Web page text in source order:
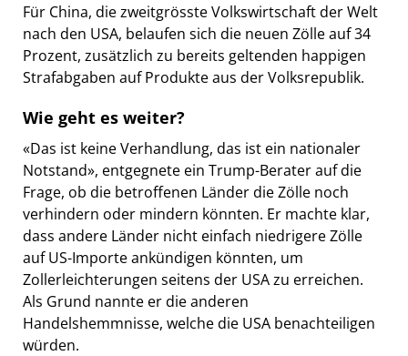
Für China, die zweitgrösste Volkswirtschaft der Welt
nach den USA, belaufen sich die neuen Zölle auf 34
Prozent, zusätzlich zu bereits geltenden happigen
Strafabgaben auf Produkte aus der Volksrepublik.
Wie geht es weiter?
«Das ist keine Verhandlung, das ist ein nationaler
Notstand», entgegnete ein Trump-Berater auf die
Frage, ob die betroffenen Länder die Zölle noch
verhindern oder mindern könnten. Er machte klar,
dass andere Länder nicht einfach niedrigere Zölle
auf US-Importe ankündigen könnten, um
Zollerleichterungen seitens der USA zu erreichen.
Als Grund nannte er die anderen
Handelshemmnisse, welche die USA benachteiligen
würden.